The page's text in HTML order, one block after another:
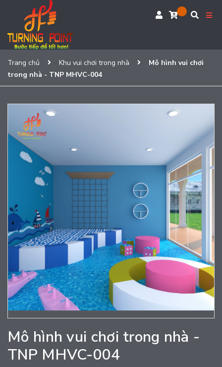
Trang chủ Khu vui chơi trong nhà
Mô hình vui chơi
trong nhà - TNP MHVC-004
Mô hình vui chơi trong nhà -
TNP MHVC-004